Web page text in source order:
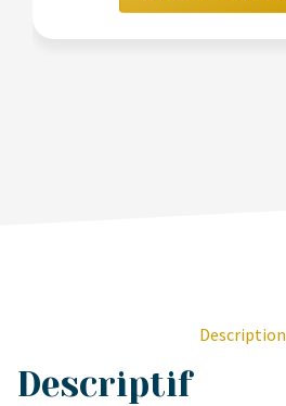
Description
Descriptif